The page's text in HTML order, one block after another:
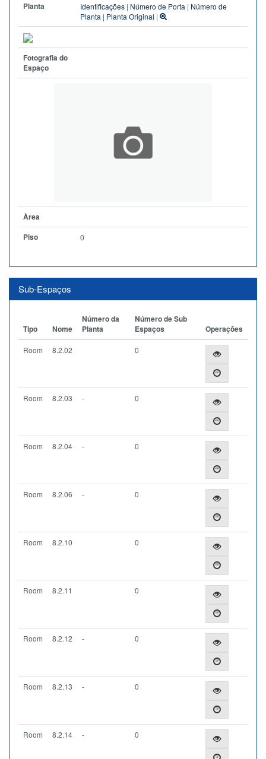
Planta
Identificações | Número de Porta | Número de
Planta | Planta Original |
Fotografia do
Espaço
Àrea
Piso
0
Sub-Espaços
Tipo Nome
Número da
Planta
Número de Sub
Espaços
Operações
Room 8.2.02 0
Room 8.2.03 - 0
Room 8.2.04 - 0
Room 8.2.06 - 0
Room 8.2.10 0
Room 8.2.11 0
Room 8.2.12 - 0
Room 8.2.13 - 0
Room 8.2.14 - 0